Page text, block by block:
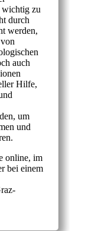
wichtig zu
durch
werden,
auch
Hilfe,
um
und
online, im
bei einem